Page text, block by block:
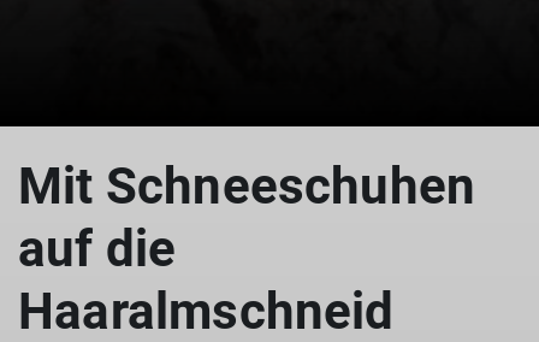
Mit Schneeschuhen
auf die
Haaralmschneid